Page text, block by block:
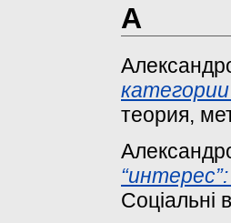
А
теория,
Соціальні